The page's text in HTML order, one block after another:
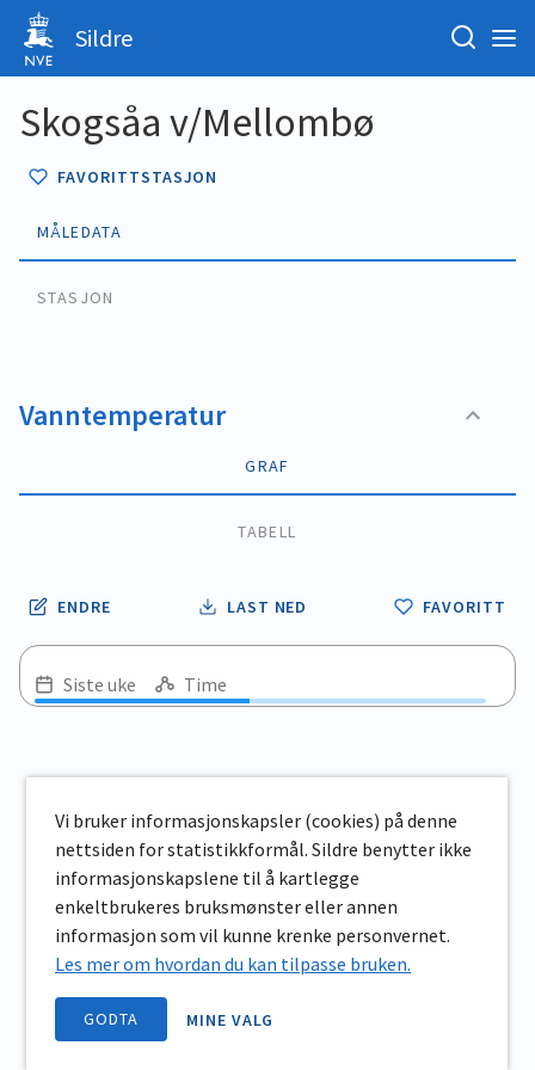
Sildre
Skogsåa v/Mellombø
FAVORITTSTASJON
MÅLEDATA
STASJON
Vanntemperatur
GRAF
TABELL
ENDRE LAST NED FAVORITT
Siste uke Time
Vi bruker informasjonskapsler (cookies) på denne
nettsiden for statistikkformål. Sildre benytter ikke
informasjonskapslene til å kartlegge
enkeltbrukeres bruksmønster eller annen
informasjon som vil kunne krenke personvernet.
Les mer om hvordan du kan tilpasse bruken.
GODTA MINE VALG